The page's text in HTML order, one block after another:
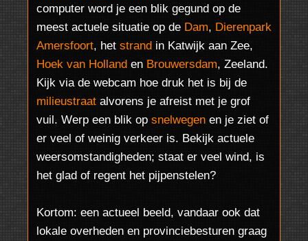
computer word je een blik gegund op de
meest actuele situatie op de Dam, Dierenpark
Amersfoort, het strand in Katwijk aan Zee,
Hoek van Holland en Brouwersdam, Zeeland.
Kijk via de webcam hoe druk het is bij de
milieustraat alvorens je afreist met je grof
vuil. Werp een blik op snelwegen en je ziet of
er veel of weinig verkeer is. Bekijk actuele
weersomstandigheden; staat er veel wind, is
het glad of regent het pijpenstelen?
Kortom: een actueel beeld, vandaar ook dat
lokale overheden en provinciebesturen graag